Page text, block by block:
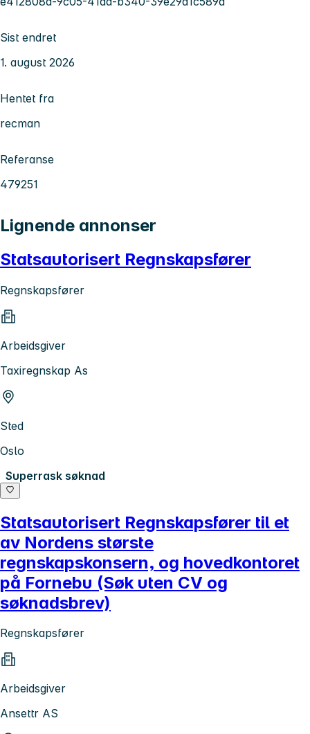
Sist endret
1. august 2026
Hentet fra
recman
Referanse
479251
Lignende annonser
Statsautorisert Regnskapsfører
Regnskapsfører
Arbeidsgiver
Taxiregnskap As
Sted
Oslo
Superrask søknad
Statsautorisert Regnskapsfører til et
av Nordens største
regnskapskonsern, og hovedkontoret
på Fornebu (Søk uten CV og
søknadsbrev)
Regnskapsfører
Arbeidsgiver
Ansettr AS